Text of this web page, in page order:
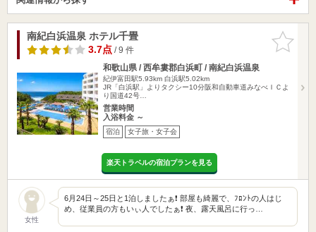
お気に入
りに追加
南紀白浜温泉 ホテル千畳
3.7点/ 9 件
和歌山県 / 西牟婁郡白浜町 / 南紀白浜温泉
紀伊富田駅5.93km 白浜駅5.02km
JR「白浜駅」よりタクシー10分阪和自動車道みなべＩＣよ
り国道42号…
営業時間
入浴料金 ～
宿泊 女子旅・女子会
楽天トラベルの宿泊プランを見る
女性
6月24日～25日と1泊しましたぁ❗ 部屋も綺麗で、ﾌﾛﾝﾄの人はじ
め、従業員の方もいぃ人でしたぁ❗ 夜、露天風呂に行っ…